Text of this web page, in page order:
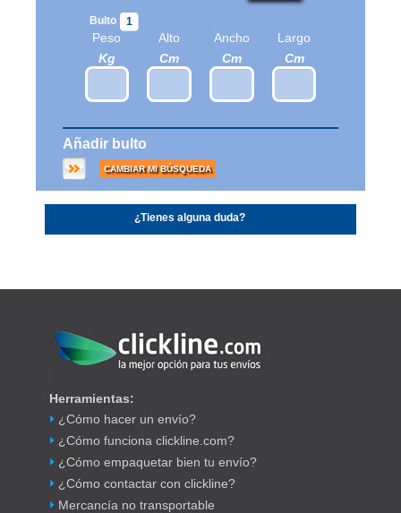
Bulto 1
Peso
Kg
Alto
Cm
Ancho
Cm
Largo
Cm
Añadir bulto
CAMBIAR MI BÚSQUEDA
¿Tienes alguna duda?
Herramientas:
¿Cómo hacer un envío?
¿Cómo funciona clickline.com?
¿Cómo empaquetar bien tu envío?
¿Cómo contactar con clickline?
Mercancía no transportable